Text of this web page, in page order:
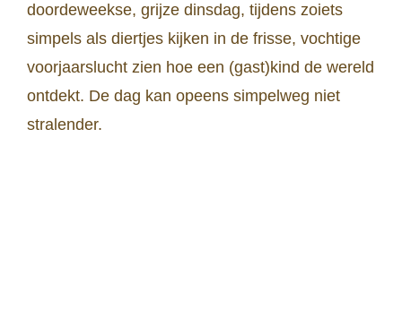
doordeweekse, grijze dinsdag, tijdens zoiets
simpels als diertjes kijken in de frisse, vochtige
voorjaarslucht zien hoe een (gast)kind de wereld
ontdekt. De dag kan opeens simpelweg niet
stralender.